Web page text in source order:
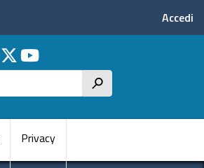
Accedi
h
Privacy